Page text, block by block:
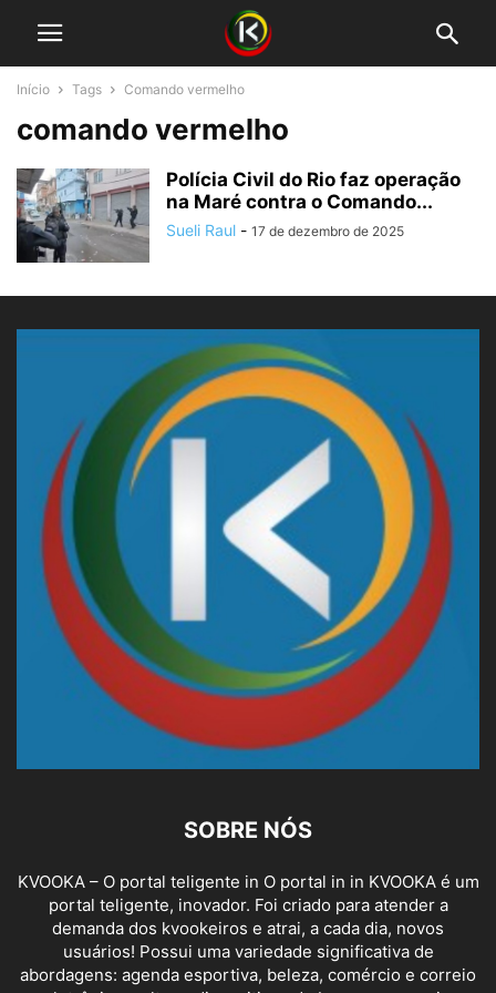
Início Tags Comando vermelho
comando vermelho
Polícia Civil do Rio faz operação
na Maré contra o Comando...
Sueli Raul - 17 de dezembro de 2025
SOBRE NÓS
KVOOKA – O portal teligente in O portal in in KVOOKA é um
portal teligente, inovador. Foi criado para atender a
demanda dos kvookeiros e atrai, a cada dia, novos
usuários! Possui uma variedade significativa de
abordagens: agenda esportiva, beleza, comércio e correio